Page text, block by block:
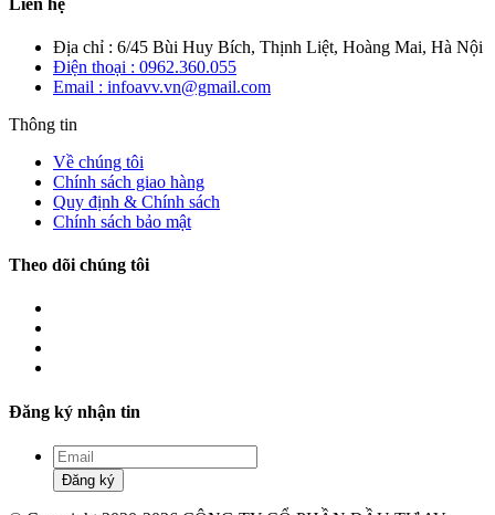
Địa chỉ : 6/45 Bùi Huy Bích, Thịnh Liệt, Hoàng Mai, Hà Nội
Điện thoại : 0962.360.055
Email : infoavv.vn@gmail.com
Thông tin
Về chúng tôi
Chính sách giao hàng
Quy định & Chính sách
Chính sách bảo mật
Theo dõi chúng tôi
Đăng ký nhận tin
Đăng ký